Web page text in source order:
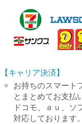
【キャリア決済】
お持ちのスマート
とまとめてお支払
ドコモ、ａｕ、ソ
対応しております。